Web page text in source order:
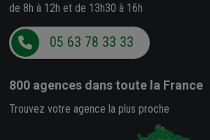
de 8h à 12h et de 13h30 à 16h
05 63 78 33 33
800 agences dans toute la France
Trouvez votre agence la plus proche